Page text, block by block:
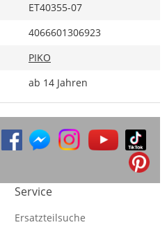
ET40355-07
4066601306923
PIKO
ab 14 Jahren
Service
Ersatzteilsuche